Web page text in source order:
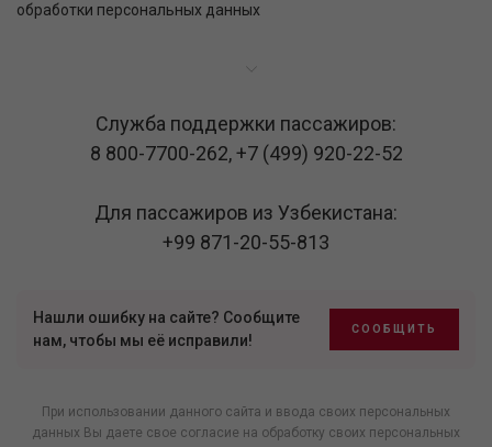
обработки персональных данных
Служба поддержки пассажиров:
8 800-7700-262,+7 (499) 920-22-52
Для пассажиров из Узбекистана:
+99 871-20-55-813
Нашли ошибку на сайте? Сообщите
нам, чтобы мы её исправили!
СООБЩИТЬ
При использовании данного сайта и ввода своих персональных
данных Вы даете свое согласие на обработку своих персональных